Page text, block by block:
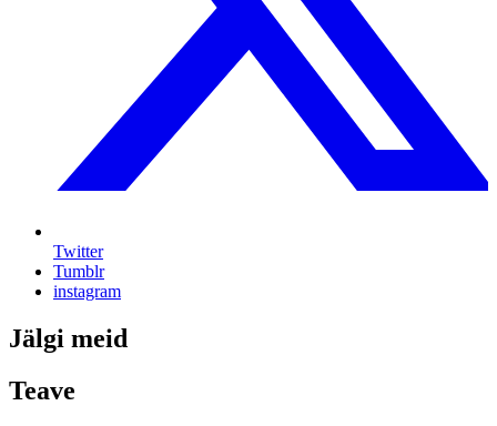
Twitter
Tumblr
instagram
Jälgi meid
Teave